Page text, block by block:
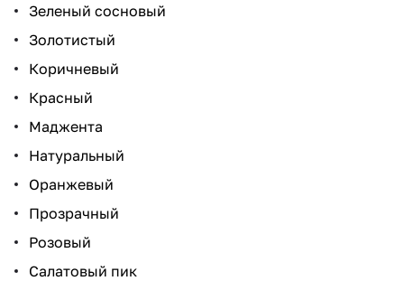
Зеленый сосновый
Золотистый
Коричневый
Красный
Маджента
Натуральный
Оранжевый
Прозрачный
Розовый
Салатовый пик